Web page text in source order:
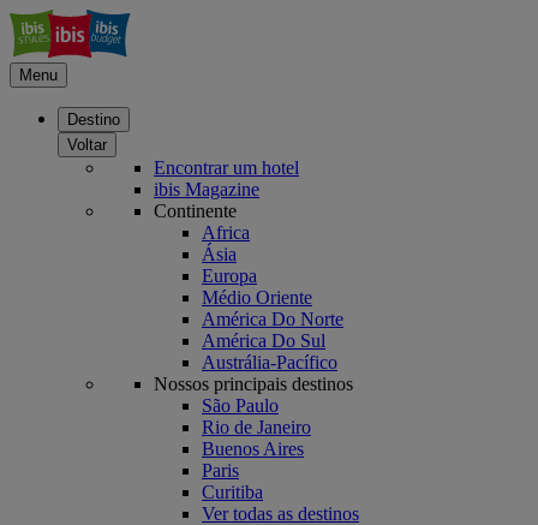
Menu
Destino
Voltar
Encontrar um hotel
ibis Magazine
Continente
Africa
Ásia
Europa
Médio Oriente
América Do Norte
América Do Sul
Austrália-Pacífico
Nossos principais destinos
São Paulo
Rio de Janeiro
Buenos Aires
Paris
Curitiba
Ver todas as destinos